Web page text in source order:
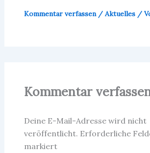
Kommentar verfassen / Aktuelles/
Kommentar
Deine E-Mail-Adresse wird nicht
veröffentlicht. Erforderliche
markiert